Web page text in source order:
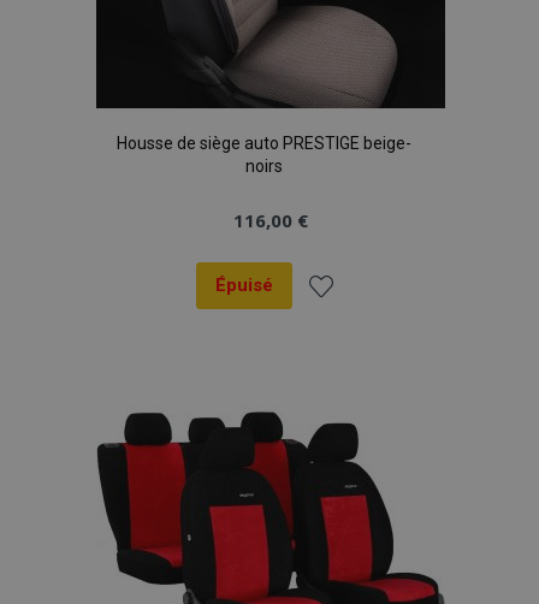
Housse de siège auto PRESTIGE beige-
noirs
116,00 €
Épuisé
liste
d'achats